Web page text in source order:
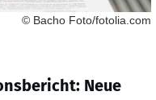
© Bacho Foto/fotolia.com
Neue